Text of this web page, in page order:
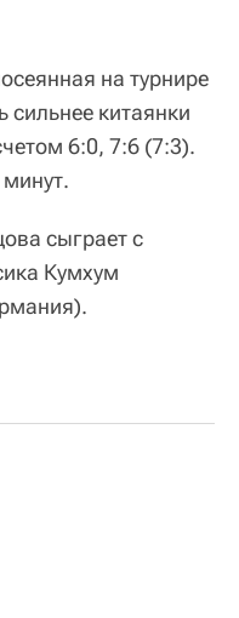
на турнире
китаянки
6:0, 7:6 (7:3).
сыграет с
Кумхум